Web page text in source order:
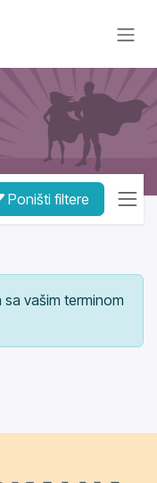
Poništi filtere
vašim terminom